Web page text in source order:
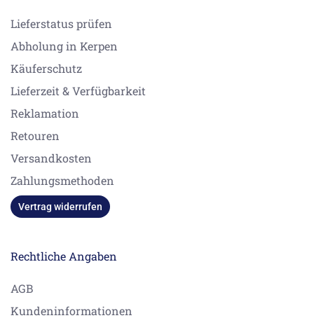
Lieferstatus prüfen
Abholung in Kerpen
Käuferschutz
Lieferzeit & Verfügbarkeit
Reklamation
Retouren
Versandkosten
Zahlungsmethoden
Vertrag widerrufen
Rechtliche Angaben
AGB
Kundeninformationen